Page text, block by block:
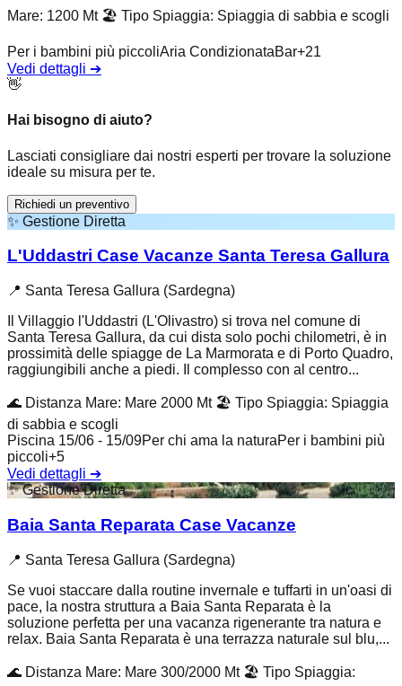
Mare: 1200 Mt 🏖️ Tipo Spiaggia: Spiaggia di sabbia e scogli
Per i bambini più piccoliAria CondizionataBar+21
Vedi dettagli ➔
👋
Hai bisogno di aiuto?
Lasciati consigliare dai nostri esperti per trovare la soluzione
ideale su misura per te.
Richiedi un preventivo
✨ Gestione Diretta
L'Uddastri Case Vacanze Santa Teresa Gallura
📍 Santa Teresa Gallura (Sardegna)
Il Villaggio l'Uddastri (L'Olivastro) si trova nel comune di
Santa Teresa Gallura, da cui dista solo pochi chilometri, è in
prossimità delle spiagge de La Marmorata e di Porto Quadro,
raggiungibili anche a piedi. Il complesso con al centro...
🌊 Distanza Mare: Mare 2000 Mt 🏖️ Tipo Spiaggia: Spiaggia
di sabbia e scogli
Piscina 15/06 - 15/09Per chi ama la naturaPer i bambini più
piccoli+5
Vedi dettagli ➔
✨Gestione Diretta
Baia Santa Reparata Case Vacanze
📍 Santa Teresa Gallura (Sardegna)
Se vuoi staccare dalla routine invernale e tuffarti in un'oasi di
pace, la nostra struttura a Baia Santa Reparata è la
soluzione perfetta per una vacanza rigenerante tra natura e
relax. Baia Santa Reparata è una terrazza naturale sul blu,...
🌊 Distanza Mare: Mare 300/2000 Mt 🏖️ Tipo Spiaggia: